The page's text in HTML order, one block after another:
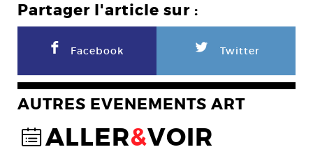
Partager l'article sur :
F Facebook L Twitter
AUTRES EVENEMENTS ART
@ALLER&VOIR